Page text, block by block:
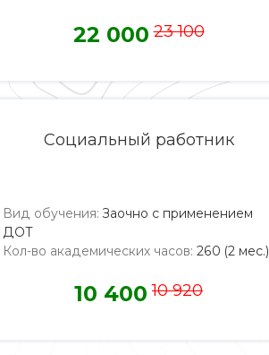
22 000 23 100
Социальный работник
Вид обучения: Заочно с применением
ДОТ
Кол-во академических часов: 260 (2 мес.)
10 400 10 920